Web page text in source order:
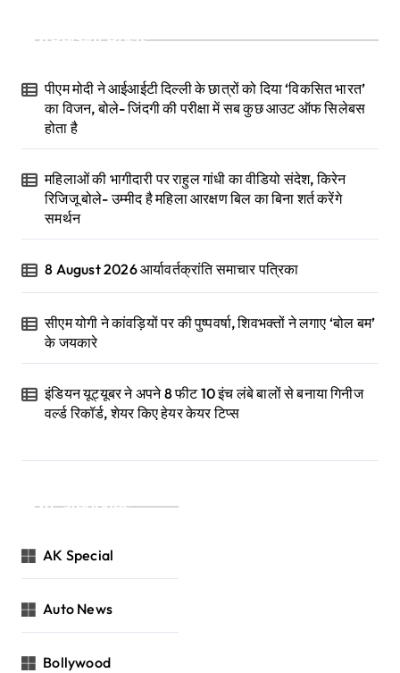
Recent Posts
पीएम मोदी ने आईआईटी दिल्ली के छात्रों को दिया ‘विकसित भारत’
का विजन, बोले- जिंदगी की परीक्षा में सब कुछ आउट ऑफ सिलेबस
होता है
महिलाओं की भागीदारी पर राहुल गांधी का वीडियो संदेश, किरेन
रिजिजू बोले- उम्मीद है महिला आरक्षण बिल का बिना शर्त करेंगे
समर्थन
8 August 2026 आर्यावर्तक्रांति समाचार पत्रिका
सीएम योगी ने कांवड़ियों पर की पुष्पवर्षा, शिवभक्तों ने लगाए ‘बोल बम’
के जयकारे
इंडियन यूट्यूबर ने अपने 8 फीट 10 इंच लंबे बालों से बनाया गिनीज
वर्ल्ड रिकॉर्ड, शेयर किए हेयर केयर टिप्स
Categories
AK Special
Auto News
Bollywood